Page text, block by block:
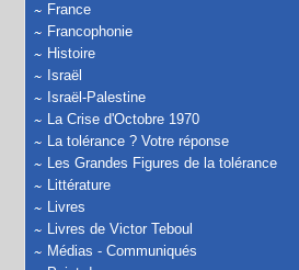
France
Francophonie
Histoire
Israël
Israël-Palestine
La Crise d'Octobre 1970
La tolérance ? Votre réponse
Les Grandes Figures de la tolérance
Littérature
Livres
Livres de Victor Teboul
Médias - Communiqués